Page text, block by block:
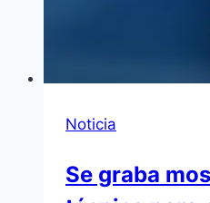
Noticia
Se graba